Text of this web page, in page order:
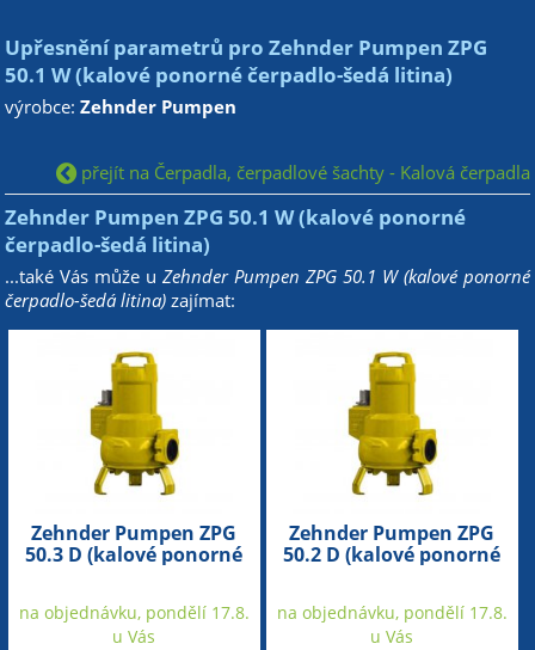
Upřesnění parametrů pro Zehnder Pumpen ZPG
50.1 W (kalové ponorné čerpadlo-šedá litina)
výrobce:Zehnder Pumpen
přejít na Čerpadla, čerpadlové šachty - Kalová čerpadla
Zehnder Pumpen ZPG 50.1 W (kalové ponorné
čerpadlo-šedá litina)
...také Vás může uZehnder Pumpen ZPG 50.1 W (kalové ponorné
čerpadlo-šedá litina) zajímat:
Zehnder Pumpen ZPG
50.3 D (kalové ponorné
na objednávku, pondělí 17.8.
u Vás
Zehnder Pumpen ZPG
50.2 D (kalové ponorné
na objednávku, pondělí 17.8.
u Vás